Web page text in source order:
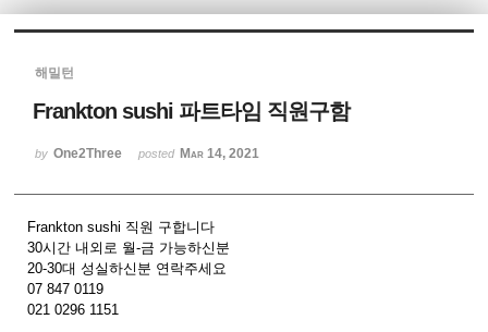
해밀턴
Frankton sushi 파트타임 직원구함
by One2Three posted Mar 14, 2021
Frankton sushi 직원 구합니다
30시간 내외로 월-금 가능하신분
20-30대 성실하신분 연락주세요
07 847 0119
021 0296 1151
Sketchbook5, 스케치북5
Sketchbook5, 스케치북5